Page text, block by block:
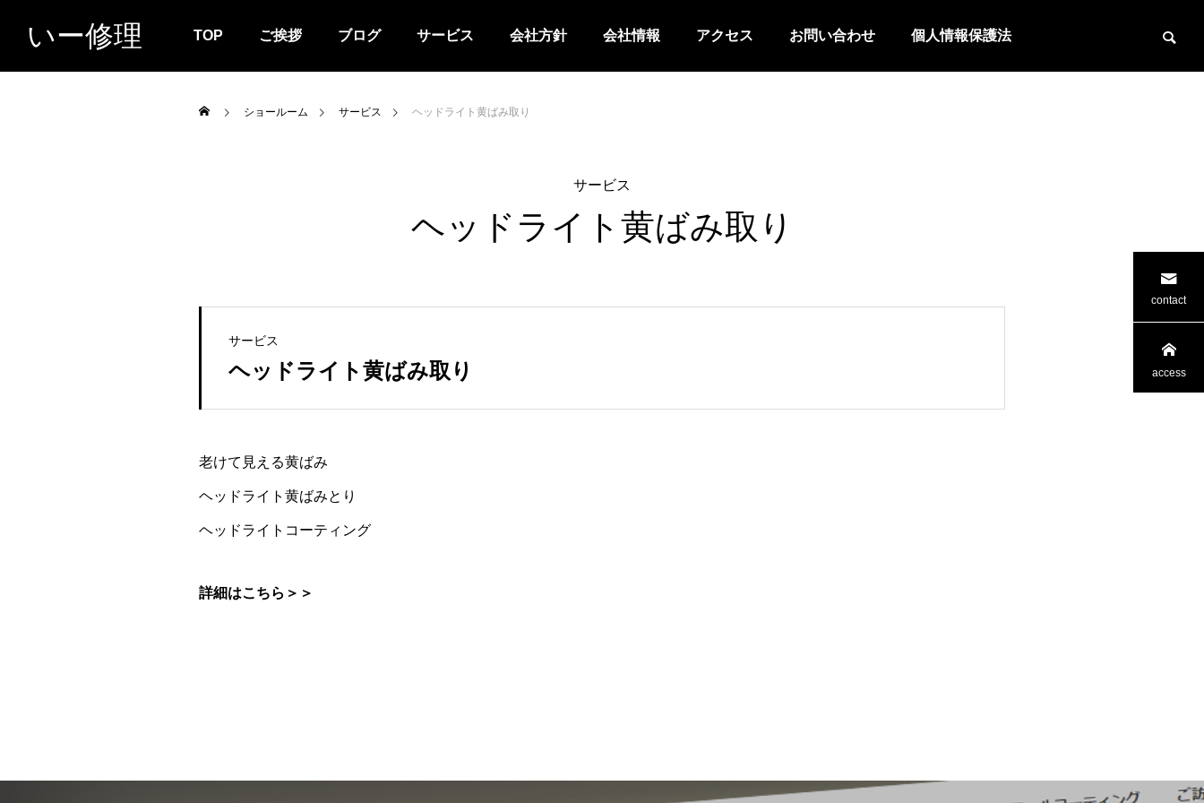
いー修理 TOP ご挨拶 ブログ サービス 会社方針 会社情報 アクセス お問い合わせ 個人情報保護法
ショールーム サービス ヘッドライト黄ばみ取り
サービス
ヘッドライト黄ばみ取り
サービス
ヘッドライト黄ばみ取り
老けて見える黄ばみ
ヘッドライト黄ばみとり
ヘッドライトコーティング
詳細はこちら＞＞
contact
access